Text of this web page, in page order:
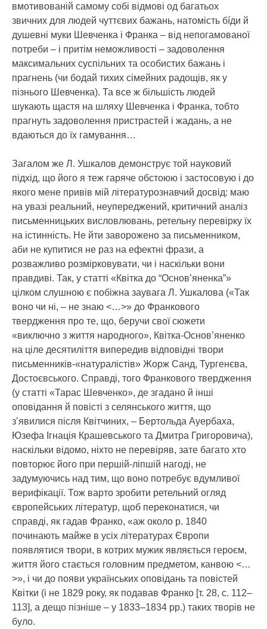
вмотивованій самому собі відмові од багатьох
звичних для людей чуттєвих бажань, натомість бíди й
душевні муки Шевченка і Франка – від непогамованої
потреби – і притім неможливості – задоволення
максимальних суспільних та особистих бажань і
прагнень (чи бодай тихих сімейних радощів, як у
пізнього Шевченка). Та все ж більшість людей
шукають щастя на шляху Шевченка і Франка, тобто
прагнуть задоволення пристрастей і жадань, а не
вдаються до їх гамування…
Загалом же Л. Ушкалов демонструє той науковий
підхід, що його я теж гаряче обстоюю і застосовую і до
якого мене привів мій літературознавчий досвід: маю
на увазі реальний, неупереджений, критичний аналіз
письменницьких висловлювань, ретельну перевірку їх
на істинність. Не йти заворожено за письменником,
аби не купитися не раз на ефектні фрази, а
розважливо розмірковувати, чи і наскільки вони
правдиві. Так, у статті «Квітка до “Основ’яненка”»
цілком слушною є побіжна заувага Л. Ушкалова («Так
воно чи ні, – не знаю <…>» до Франкового
твердження про те, що, беручи свої сюжети
«виключно з життя народного», Квітка-Основ’яненко
на ціле десятиліття випередив відповідні твори
письменників-«натуралістів» Жорж Санд, Тургенєва,
Достоєвського. Справді, того Франкового твердження
(у статті «Тарас Шевченко», де згадано й інші
оповідання й повісті з селянського життя, що
з’явилися після Квітчиних, – Бертольда Ауербаха,
Юзефа Ігнація Крашевського та Дмитра Григоровича),
наскільки відомо, ніхто не перевіряв, зате багато хто
повторює його при першій-ліпшій нагоді, не
задумуючись над тим, що воно потребує вдумливої
верифікації. Тож варто зробити ретельний огляд
європейських літератур, щоб переконатися, чи
справді, як гадав Франко, «аж около р. 1840
починають майже в усіх літературах Європи
появлятися твори, в котрих мужик являється героєм,
життя його стається головним предметом, канвою <…
>», і чи до появи українських оповідань та повістей
Квітки (і не 1829 року, як подавав Франко [т. 28, с. 112–
113], а дещо пізніше – у 1833–1834 рр.) таких творів не
було.